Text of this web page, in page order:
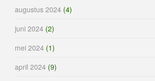
augustus 2024 (4)
juni 2024 (2)
mei 2024 (1)
april 2024 (9)